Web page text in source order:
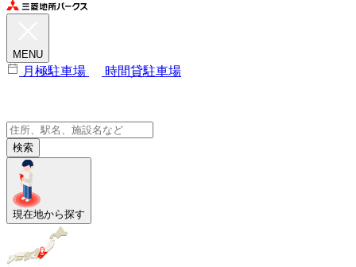
MENU
月極駐車場 時間貸駐車場
検索
現在地から探す